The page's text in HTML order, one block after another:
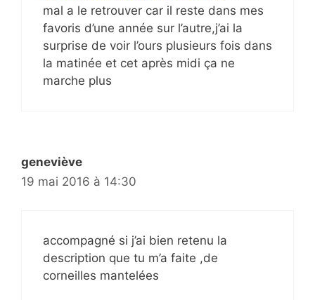
mal a le retrouver car il reste dans mes
favoris d’une année sur l’autre,j’ai la
surprise de voir l’ours plusieurs fois dans
la matinée et cet après midi ça ne
marche plus
geneviève
19 mai 2016 à 14:30
accompagné si j’ai bien retenu la
description que tu m’a faite ,de
corneilles mantelées